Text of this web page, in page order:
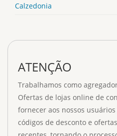
Calzedonia
ATENÇÃO
Trabalhamos como
Ofertas de lojas online de
fornecer aos nossos
códigos de desconto e